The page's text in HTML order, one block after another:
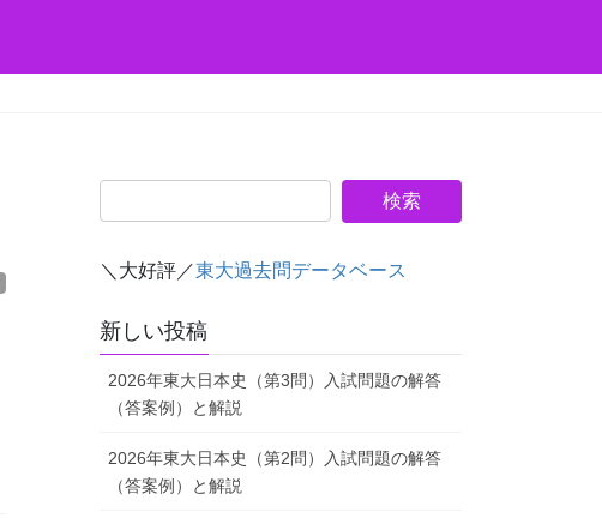
＼大好評／東大過去問データベース
新しい投稿
2026年東大日本史（第3問）入試問題の解答
（答案例）と解説
2026年東大日本史（第2問）入試問題の解答
（答案例）と解説